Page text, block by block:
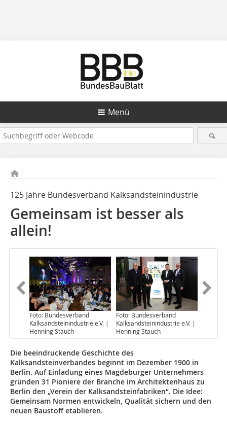
Menü
125 Jahre Bundesverband Kalksandsteinindustrie
Gemeinsam ist besser als
allein!
Foto: Bundesverband
Kalksandsteinindustrie e.V. |
Henning Stauch
Foto: Bundesverband
Kalksandsteinindustrie e.V. |
Henning Stauch
Die beeindruckende Geschichte des
Kalksandsteinverbandes beginnt im Dezember 1900 in
Berlin. Auf Einladung eines Magdeburger Unternehmers
gründen 31 Pioniere der Branche im Architektenhaus zu
Berlin den „Verein der Kalksandsteinfabriken“. Die Idee:
Gemeinsam Normen entwickeln, Qualität sichern und den
neuen Baustoff etablieren.